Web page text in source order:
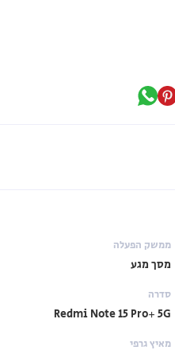
ממשק הפעלה
מסך מגע
סדרה
Redmi Note 15 Pro+ 5G
מאיץ גרפי